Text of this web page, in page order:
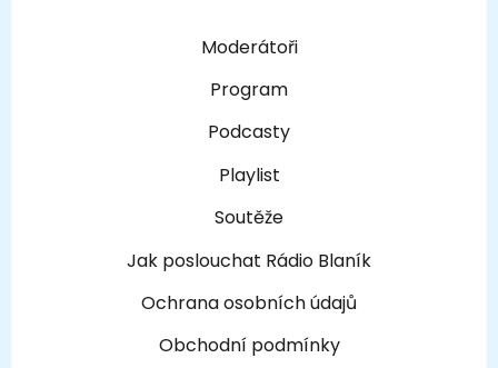
Moderátoři
Program
Podcasty
Playlist
Soutěže
Jak poslouchat Rádio Blaník
Ochrana osobních údajů
Obchodní podmínky